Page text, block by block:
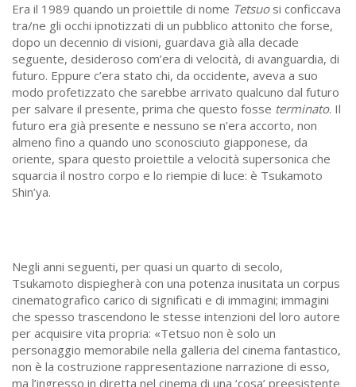
Era il 1989 quando un proiettile di nome Tetsuosi conficcava
tra/ne gli occhi ipnotizzati di un pubblico attonito che forse,
dopo un decennio di visioni, guardava già alla decade
seguente, desideroso com’era di velocità, di avanguardia, di
futuro. Eppure c’era stato chi, da occidente, aveva a suo
modo profetizzato che sarebbe arrivato qualcuno dal futuro
per salvare il presente, prima che questo fosse terminato. Il
futuro era già presente e nessuno se n’era accorto, non
almeno fino a quando uno sconosciuto giapponese, da
oriente, spara questo proiettile a velocità supersonica che
squarcia il nostro corpo e lo riempie di luce: è Tsukamoto
Shin’ya.
Negli anni seguenti, per quasi un quarto di secolo,
Tsukamoto dispiegherà con una potenza inusitata un corpus
cinematografico carico di significati e di immagini; immagini
che spesso trascendono le stesse intenzioni del loro autore
per acquisire vita propria: «Tetsuo non è solo un
personaggio memorabile nella galleria del cinema fantastico,
non è la costruzione rappresentazione narrazione di esso,
ma l’ingresso in diretta nel cinema di una ‘cosa’ preesistente